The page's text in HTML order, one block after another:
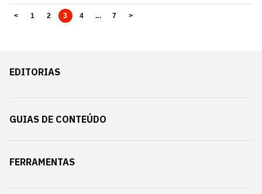
< 1 2 3 4 ... 7 >
EDITORIAS
GUIAS DE CONTEÚDO
FERRAMENTAS